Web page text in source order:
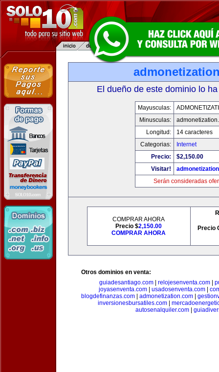
El dueño de este dominio lo
Mayusculas:
Minusculas:
Longitud:
14 caracteres
Categorias:
Internet
Precio:
$2,150.00
Visitar!
Serán consideradas
COMPRAR AHORA
Precio $2,150.00
COMPRAR AHORA
Precio
Otros dominios en venta:
guiadesantiago.com| relojesenventa.com|
joyasenventa.com
usadosenventa.com
blogdefinanzas.com
admonetization.com
inversionesbursatiles.com|
autosenalquiler.com|